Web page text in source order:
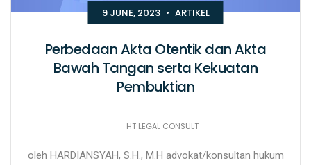
9 JUNE, 2023 • ARTIKEL
Perbedaan Akta Otentik dan Akta
Bawah Tangan serta Kekuatan
Pembuktian
HT LEGAL CONSULT
oleh HARDIANSYAH, S.H., M.H advokat/konsultan hukum